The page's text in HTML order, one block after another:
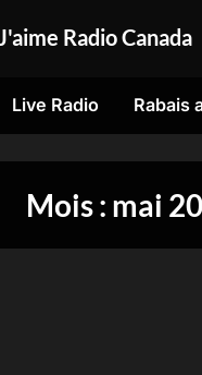
J'aime Radio Canada
Live Radio Rabais
Mois : mai